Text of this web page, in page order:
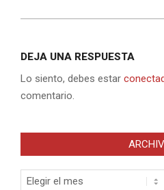
DEJA UNA RESPUESTA
Lo siento, debes estar
comentario.
Archivos